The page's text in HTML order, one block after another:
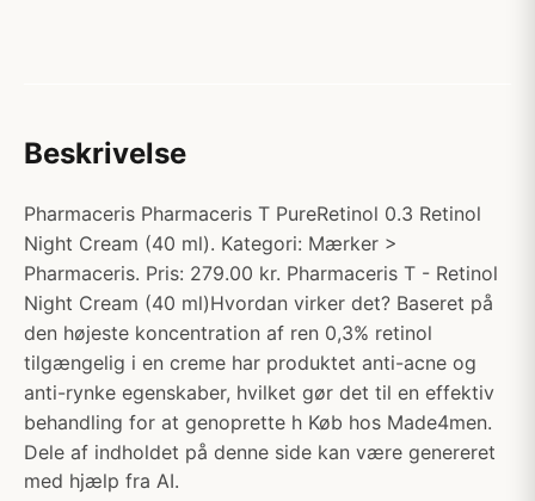
Beskrivelse
Pharmaceris Pharmaceris T PureRetinol 0.3 Retinol
Night Cream (40 ml). Kategori: Mærker >
Pharmaceris. Pris: 279.00 kr. Pharmaceris T - Retinol
Night Cream (40 ml)Hvordan virker det? Baseret på
den højeste koncentration af ren 0,3% retinol
tilgængelig i en creme har produktet anti-acne og
anti-rynke egenskaber, hvilket gør det til en effektiv
behandling for at genoprette h Køb hos Made4men.
Dele af indholdet på denne side kan være genereret
med hjælp fra AI.